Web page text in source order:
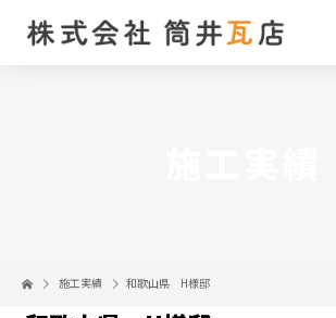
施工実績 和歌山県 H様邸